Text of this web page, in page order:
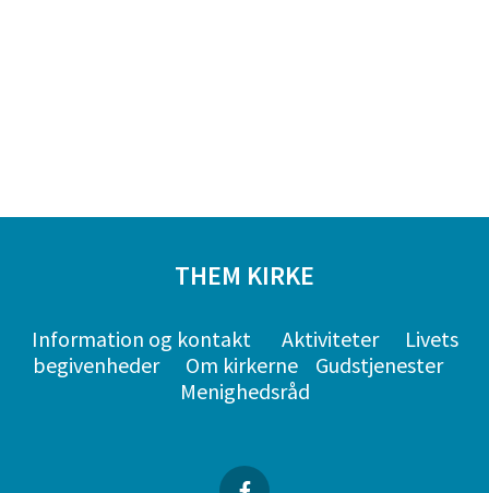
THEM KIRKE
Information og kontakt Aktiviteter
Livets
begivenheder
Om kirkerne
Gudstjenester
Menighedsråd